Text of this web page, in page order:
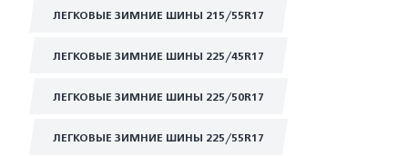
ЛЕГКОВЫЕ ЗИМНИЕ ШИНЫ 215/55R17
ЛЕГКОВЫЕ ЗИМНИЕ ШИНЫ 225/45R17
ЛЕГКОВЫЕ ЗИМНИЕ ШИНЫ 225/50R17
ЛЕГКОВЫЕ ЗИМНИЕ ШИНЫ 225/55R17